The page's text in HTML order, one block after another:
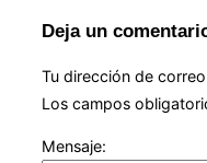
Deja un
Tu dirección de
Los campos
Mensaje: